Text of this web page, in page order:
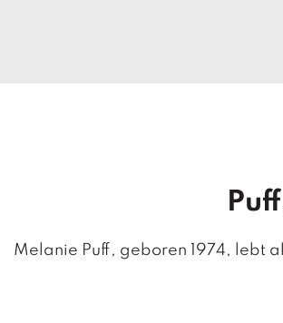
Melanie Puff, geboren 1974, lebt